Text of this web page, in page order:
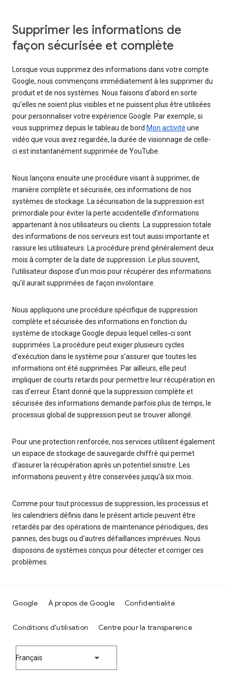
Supprimer les informations de
façon sécurisée et complète
Lorsque vous supprimez des informations dans votre compte
Google, nous commençons immédiatement à les supprimer du
produit et de nos systèmes. Nous faisons d'abord en sorte
qu'elles ne soient plus visibles et ne puissent plus être utilisées
pour personnaliser votre expérience Google. Par exemple, si
vous supprimez depuis le tableau de bord Mon activité une
vidéo que vous avez regardée, la durée de visionnage de celle-
ci est instantanément supprimée de YouTube.
Nous lançons ensuite une procédure visant à supprimer, de
manière complète et sécurisée, ces informations de nos
systèmes de stockage. La sécurisation de la suppression est
primordiale pour éviter la perte accidentelle d'informations
appartenant à nos utilisateurs ou clients. La suppression totale
des informations de nos serveurs est tout aussi importante et
rassure les utilisateurs. La procédure prend généralement deux
mois à compter de la date de suppression. Le plus souvent,
l'utilisateur dispose d'un mois pour récupérer des informations
qu'il aurait supprimées de façon involontaire.
Nous appliquons une procédure spécifique de suppression
complète et sécurisée des informations en fonction du
système de stockage Google depuis lequel celles-ci sont
supprimées. La procédure peut exiger plusieurs cycles
d'exécution dans le système pour s'assurer que toutes les
informations ont été supprimées. Par ailleurs, elle peut
impliquer de courts retards pour permettre leur récupération en
cas d'erreur. Étant donné que la suppression complète et
sécurisée des informations demande parfois plus de temps, le
processus global de suppression peut se trouver allongé.
Pour une protection renforcée, nos services utilisent également
un espace de stockage de sauvegarde chiffré qui permet
d'assurer la récupération après un potentiel sinistre. Les
informations peuvent y être conservées jusqu'à six mois.
Comme pour tout processus de suppression, les processus et
les calendriers définis dans le présent article peuvent être
retardés par des opérations de maintenance périodiques, des
pannes, des bugs ou d'autres défaillances imprévues. Nous
disposons de systèmes conçus pour détecter et corriger ces
problèmes.
Google À propos de Google Confidentialité
Conditions d'utilisation Centre pour la transparence
Français